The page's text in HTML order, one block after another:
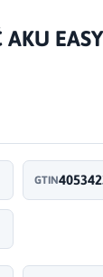
AKU
GTIN